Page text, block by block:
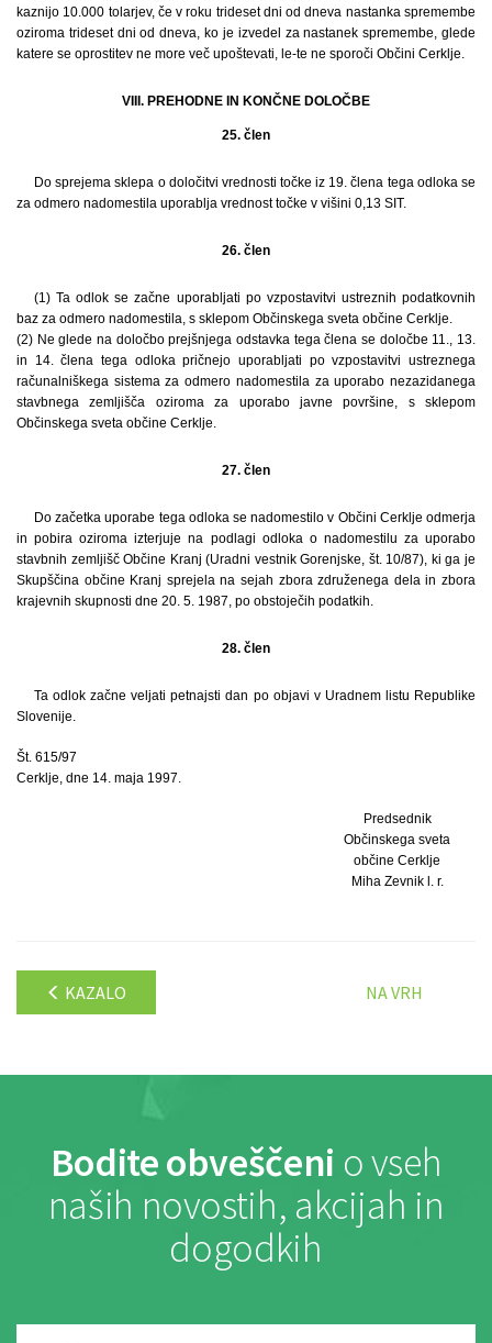
kaznijo 10.000 tolarjev, če v roku trideset dni od dneva nastanka spremembe
oziroma trideset dni od dneva, ko je izvedel za nastanek spremembe, glede
katere se oprostitev ne more več upoštevati, le-te ne sporoči Občini Cerklje.
VIII. PREHODNE IN KONČNE DOLOČBE
25. člen
Do sprejema sklepa o določitvi vrednosti točke iz 19. člena tega odloka se
za odmero nadomestila uporablja vrednost točke v višini 0,13 SIT.
26. člen
(1) Ta odlok se začne uporabljati po vzpostavitvi ustreznih podatkovnih
baz za odmero nadomestila, s sklepom Občinskega sveta občine Cerklje.
(2) Ne glede na določbo prejšnjega odstavka tega člena se določbe 11., 13.
in 14. člena tega odloka pričnejo uporabljati po vzpostavitvi ustreznega
računalniškega sistema za odmero nadomestila za uporabo nezazidanega
stavbnega zemljišča oziroma za uporabo javne površine, s sklepom
Občinskega sveta občine Cerklje.
27. člen
Do začetka uporabe tega odloka se nadomestilo v Občini Cerklje odmerja
in pobira oziroma izterjuje na podlagi odloka o nadomestilu za uporabo
stavbnih zemljišč Občine Kranj (Uradni vestnik Gorenjske, št. 10/87), ki ga je
Skupščina občine Kranj sprejela na sejah zbora združenega dela in zbora
krajevnih skupnosti dne 20. 5. 1987, po obstoječih podatkih.
28. člen
Ta odlok začne veljati petnajsti dan po objavi v Uradnem listu Republike
Slovenije.
Št. 615/97
Cerklje, dne 14. maja 1997.
Predsednik
Občinskega sveta
občine Cerklje
Miha Zevnik l. r.
KAZALO NA VRH
Bodite obveščeni o vseh
naših novostih, akcijah in
dogodkih